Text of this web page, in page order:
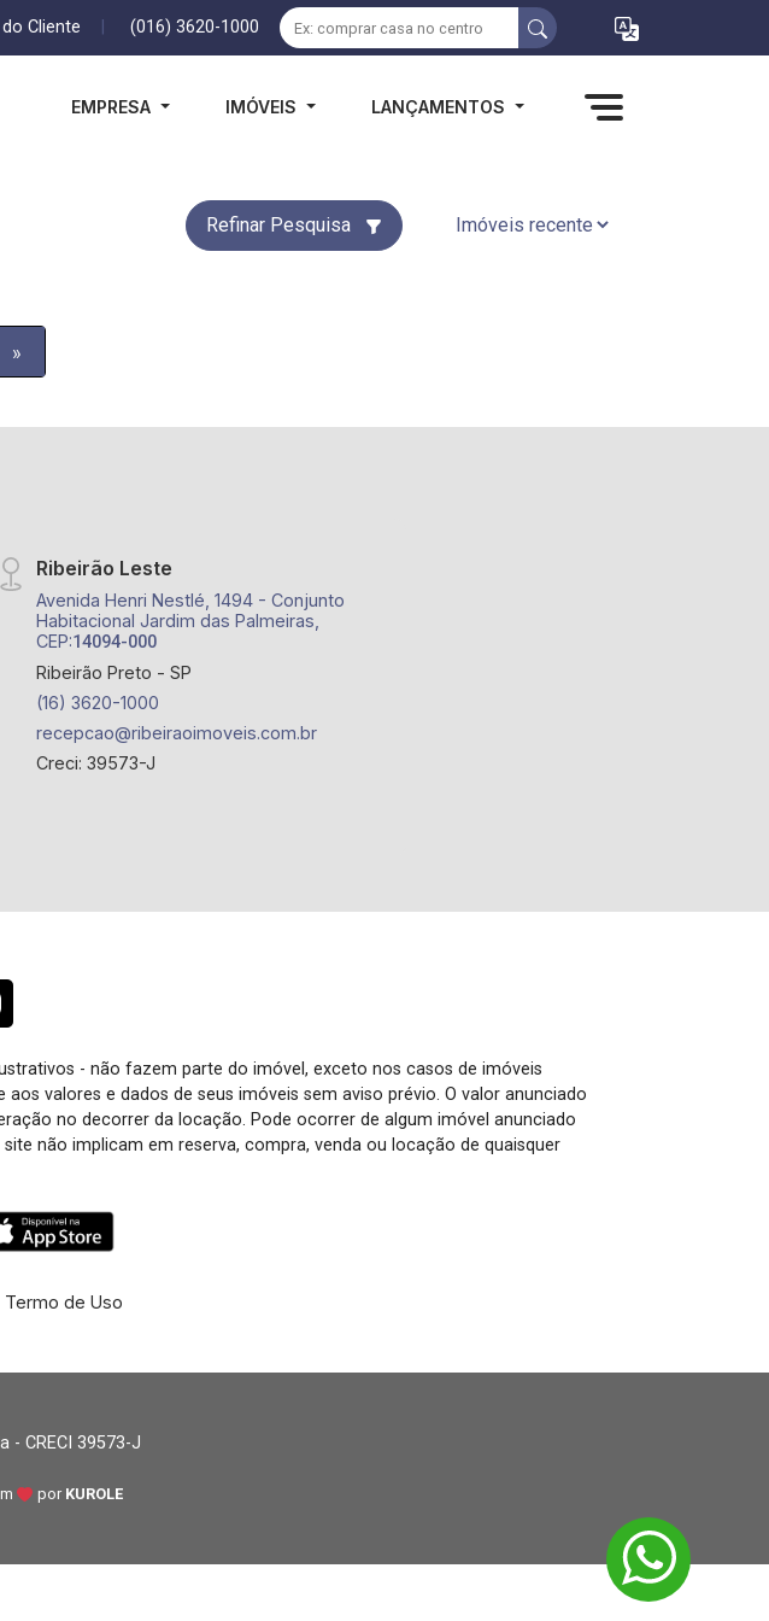
Cliente (016) 3620-1000
EMPRESA IMÓVEIS LANÇAMENTOS
Refinar Pesquisa
»
Ribeirão Leste
Avenida Henri Nestlé, 1494 - Conjunto
Habitacional Jardim das Palmeiras,
CEP:14094-000
Ribeirão Preto - SP
(16) 3620-1000
recepcao@ribeiraoimoveis.com.br
Creci: 39573-J
- não fazem parte do imóvel, exceto nos casos de imóveis
valores e dados de seus imóveis sem aviso prévio. O valor anunciado
no decorrer da locação. Pode ocorrer de algum imóvel anunciado
não implicam em reserva, compra, venda ou locação de quaisquer
Termo de Uso
- CRECI 39573-J
por KUROLE